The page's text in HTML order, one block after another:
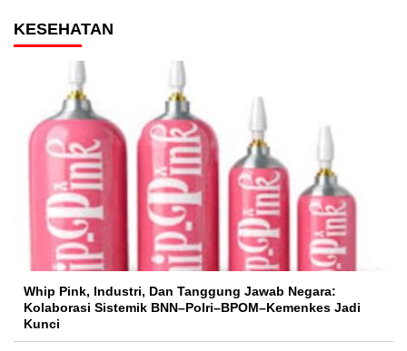
KESEHATAN
Whip Pink, Industri, Dan Tanggung Jawab Negara:
Kolaborasi Sistemik BNN–Polri–BPOM–Kemenkes Jadi
Kunci